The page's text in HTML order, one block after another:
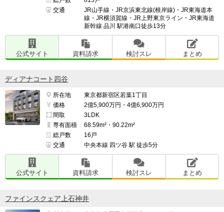
交通
JR山手線・JR京浜東北線(根岸線)・JR東海道本
線・JR横須賀線・JR上野東京ライン・JR東海道
新幹線 品川 駅港南口徒歩13分
公式サイト 資料請求 検討スレ まとめ
ディアナコート四谷
所在地
東京都新宿区若葉1丁目
価格
2億5,900万円・4億6,900万円
間取
3LDK
専有面積
68.59m²・90.22m²
総戸数
16戸
交通
中央本線 四ツ谷 駅 徒歩5分
公式サイト 資料請求 検討スレ まとめ
ファインスクェア上石神井